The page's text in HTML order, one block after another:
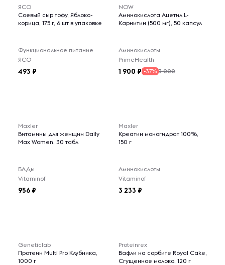
ЯСО
Соевый сыр тофу, Яблоко-
корица, 175 г, 6 шт в упаковке
Функциональное питание
ЯСО
493
NOW
Аминокислота Ацетил L-
Карнитин (500 мг), 50 капсул
Аминокислоты
PrimeHealth
1 900 -37% 3 000
Maxler
Витамины для женщин Daily
Max Women, 30 табл
БАДы
Vitaminof
956
Maxler
Креатин моногидрат 100%,
150 г
Аминокислоты
Vitaminof
3 233
Geneticlab
Протеин Multi Pro Клубника,
1000 г
Proteinrex
Вафли на сорбите Royal Cake,
Сгущенное молоко, 120 г